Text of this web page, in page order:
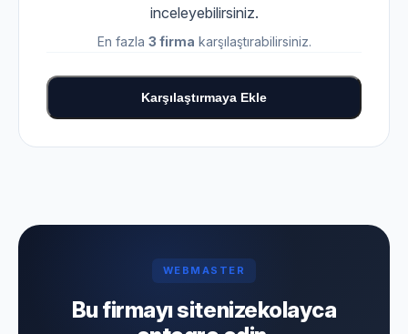
inceleyebilirsiniz.
En fazla 3 firma karşılaştırabilirsiniz.
Karşılaştırmaya Ekle
WEBMASTER
Bu firmayı sitenizekolayca